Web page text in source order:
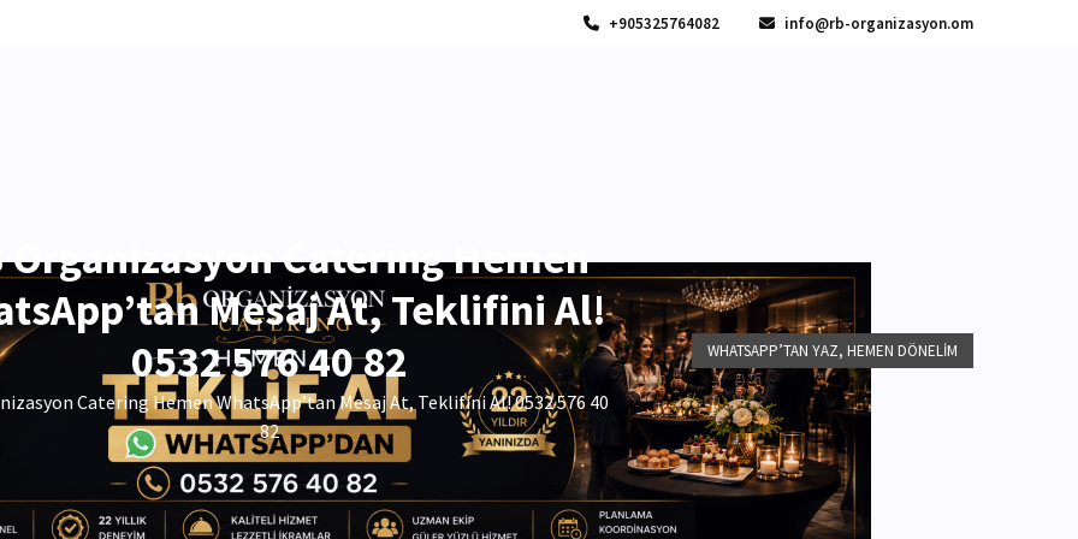
+905325764082 info@rb-organizasyon.om
Organizasyon Catering Hemen
Mesaj At, Teklifini Al!
0532 576 40 82
Catering Hemen WhatsApp’tan Mesaj At, Teklifini Al! 0532 576 40
82
WHATSAPP’TAN YAZ, HEMEN DÖNELIM